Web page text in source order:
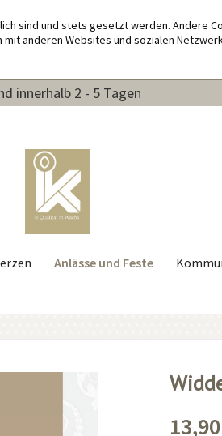
sind und stets gesetzt werden. Andere
anderen Websites und sozialen
innerhalb 2 - 5 Tagen
Anlässe und Feste